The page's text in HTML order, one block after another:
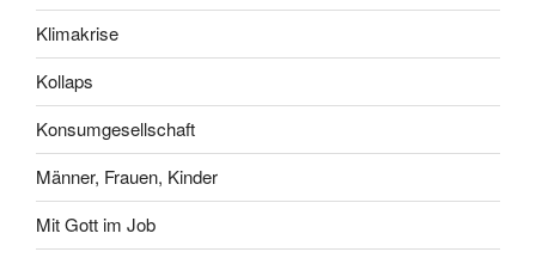
Klimakrise
Kollaps
Konsumgesellschaft
Männer, Frauen, Kinder
Mit Gott im Job